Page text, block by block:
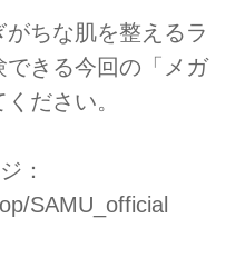
ちな肌を整えるラ
できる今回の「メガ
ださい。
：
SAMU_official